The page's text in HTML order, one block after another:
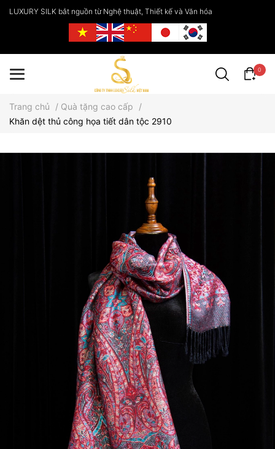
LUXURY SILK bắt nguồn từ Nghệ thuật, Thiết kế và Văn hóa
0
Trang chủ / Quà tặng cao cấp
/
Khăn dệt thủ công họa tiết dân tộc 2910